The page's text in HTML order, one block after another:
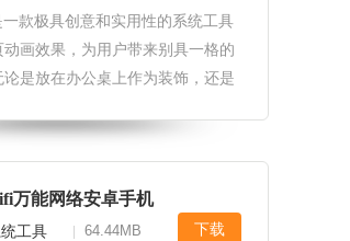
款极具创意和实用性的系统工具
画效果，为用户带来别具一格的
是放在办公桌上作为装饰，还是
翻页时钟软件特性1.翻页动画效
万能网络安卓手机
工具 64.44MB 下载